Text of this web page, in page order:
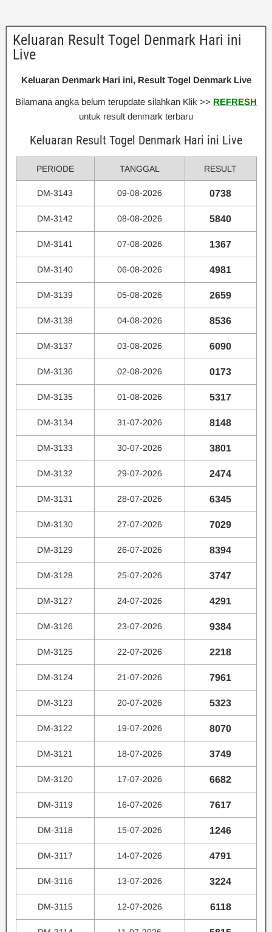
Keluaran Result Togel Denmark Hari ini
Live
Keluaran Denmark Hari ini, Result Togel Denmark Live
Bilamana angka belum terupdate silahkan Klik >> REFRESH
untuk result denmark terbaru
Keluaran Result Togel Denmark Hari ini Live
PERIODE TANGGAL RESULT
DM-3143 09-08-2026 0738
DM-3142 08-08-2026 5840
DM-3141 07-08-2026 1367
DM-3140 06-08-2026 4981
DM-3139 05-08-2026 2659
DM-3138 04-08-2026 8536
DM-3137 03-08-2026 6090
DM-3136 02-08-2026 0173
DM-3135 01-08-2026 5317
DM-3134 31-07-2026 8148
DM-3133 30-07-2026 3801
DM-3132 29-07-2026 2474
DM-3131 28-07-2026 6345
DM-3130 27-07-2026 7029
DM-3129 26-07-2026 8394
DM-3128 25-07-2026 3747
DM-3127 24-07-2026 4291
DM-3126 23-07-2026 9384
DM-3125 22-07-2026 2218
DM-3124 21-07-2026 7961
DM-3123 20-07-2026 5323
DM-3122 19-07-2026 8070
DM-3121 18-07-2026 3749
DM-3120 17-07-2026 6682
DM-3119 16-07-2026 7617
DM-3118 15-07-2026 1246
DM-3117 14-07-2026 4791
DM-3116 13-07-2026 3224
DM-3115 12-07-2026 6118